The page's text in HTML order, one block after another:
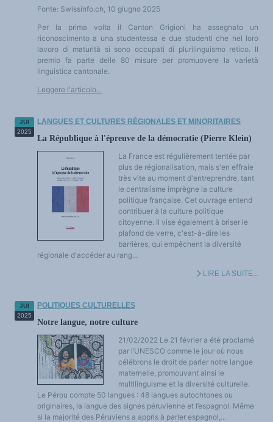
Fonte: Swissinfo.ch, 10 giugno 2025
Per la prima volta il Canton Grigioni ha assegnato un
riconoscimento a una studentessa e due studenti che nel loro
lavoro di maturità si sono occupati di plurilinguismo retico. Il
premio fa parte delle 80 misure per promuovere la varietà
linguistica cantonale.
Leggere l'articolo...
JUI
2025
LANGUES ET CULTURES RÉGIONALES ET MINORITAIRES
La République à l'épreuve de la démocratie (Pierre Klein)
La France est régulièrement tentée par
plus de régionalisation, mais s'en effraie
très vite au moment d'entreprendre, tant
le centralisme imprègne la culture
politique française. Cet ouvrage entend
contribuer à la culture politique
citoyenne. Il vise également à briser le
plafond de verre, c'est-à-dire les
barrières, qui empêchent la diversité
régionale d'accéder au rang...
LIRE LA SUITE...
JUI
2025
POLITIQUES CULTURELLES
Notre langue, notre culture
21/02/2022 Le 21 février a été proclamé
par l’UNESCO comme le jour où nous
célébrons le droit de parler notre langue
maternelle, promouvant ainsi le
multilinguisme et la diversité culturelle.
Le Pérou compte 50 langues : 48 langues autochtones ou
originaires, la langue des signes péruvienne et l’espagnol. Même
si la majorité des Péruviens a appris à parler espagnol,...